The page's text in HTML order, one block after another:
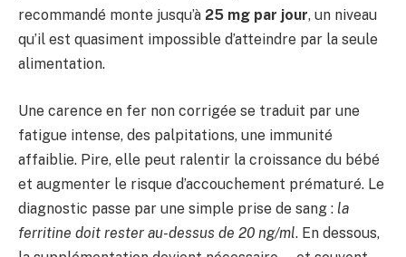
recommandé monte jusqu’à 25 mg par jour, un niveau
qu’il est quasiment impossible d’atteindre par la seule
alimentation.
Une carence en fer non corrigée se traduit par une
fatigue intense, des palpitations, une immunité
affaiblie. Pire, elle peut ralentir la croissance du bébé
et augmenter le risque d’accouchement prématuré. Le
diagnostic passe par une simple prise de sang : la
ferritine doit rester au-dessus de 20 ng/ml. En dessous,